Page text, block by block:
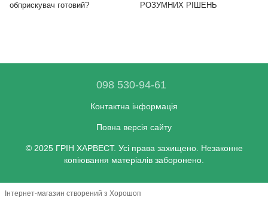
обприскувач готовий?
РОЗУМНИХ РІШЕНЬ
098 530-94-61
Контактна інформація
Повна версія сайту
© 2025 ГРІН ХАРВЕСТ. Усі права захищено. Незаконне
копіювання матеріалів заборонено.
Інтернет-магазин створений з Хорошоп